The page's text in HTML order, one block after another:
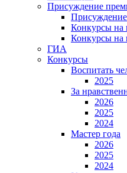
Присуждение
Конкурсы на
Конкурсы на
ГИА
Конкурсы
Воспитать
2025
За
2026
2025
2024
Мастер года
2026
2025
2024